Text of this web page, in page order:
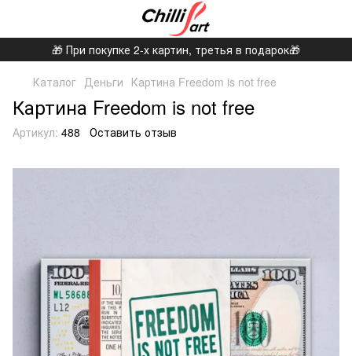
🎁 При покупке 2-х картин, третья в подарок🎁
Каталог Деньги Картина Freedom is not free
Картина Freedom is not free
Артикул: 488 Оставить отзыв